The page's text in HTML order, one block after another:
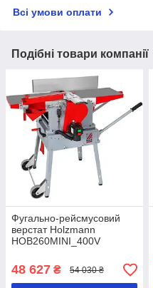
Всі умови оплати
Подібні товари компанії
Фугально-рейсмусовий
верстат Holzmann
HOB260MINI_400V
48 627 ₴ 54 030 ₴